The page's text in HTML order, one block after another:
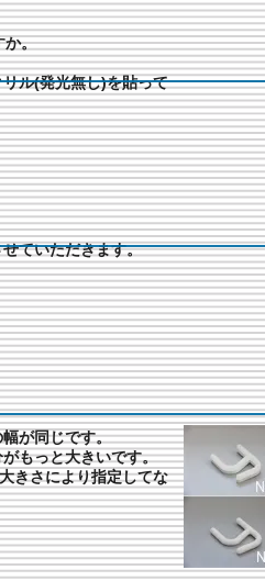
か。
ル(発光無し)を貼って
ていただきます。
が同じです。
もっと大きいです。
きさにより指定してな